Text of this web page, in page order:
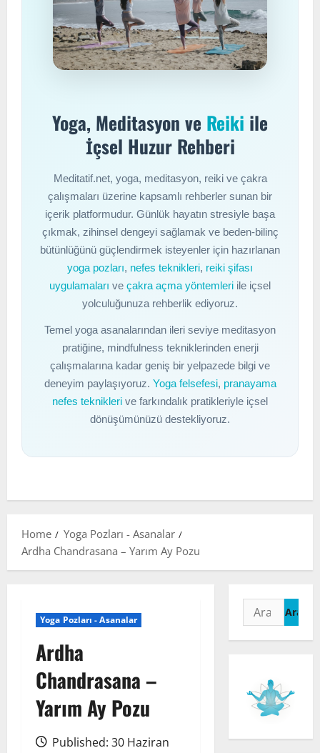
Yoga, Meditasyon ve Reiki ile
İçsel Huzur Rehberi
Meditatif.net, yoga, meditasyon, reiki ve çakra
çalışmaları üzerine kapsamlı rehberler sunan bir
içerik platformudur. Günlük hayatın stresiyle başa
çıkmak, zihinsel dengeyi sağlamak ve beden-bilinç
bütünlüğünü güçlendirmek isteyenler için hazırlanan
yoga pozları, nefes teknikleri, reiki şifası
uygulamaları ve çakra açma yöntemleri ile içsel
yolculuğunuza rehberlik ediyoruz.
Temel yoga asanalarından ileri seviye meditasyon
pratiğine, mindfulness tekniklerinden enerji
çalışmalarına kadar geniş bir yelpazede bilgi ve
deneyim paylaşıyoruz. Yoga felsefesi, pranayama
nefes teknikleri ve farkındalık pratikleriyle içsel
dönüşümünüzü destekliyoruz.
Home
Yoga Pozları - Asanalar
Ardha Chandrasana – Yarım Ay Pozu
Yoga Pozları - Asanalar
Ardha
Chandrasana –
Yarım Ay Pozu
Published: 30 Haziran
Arama: